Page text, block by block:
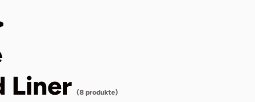
Liner (8 produkte)